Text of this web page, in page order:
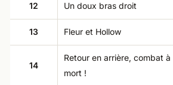
12 Un doux bras droit
13 Fleur et Hollow
14
Retour en arrière, combat à
mort !